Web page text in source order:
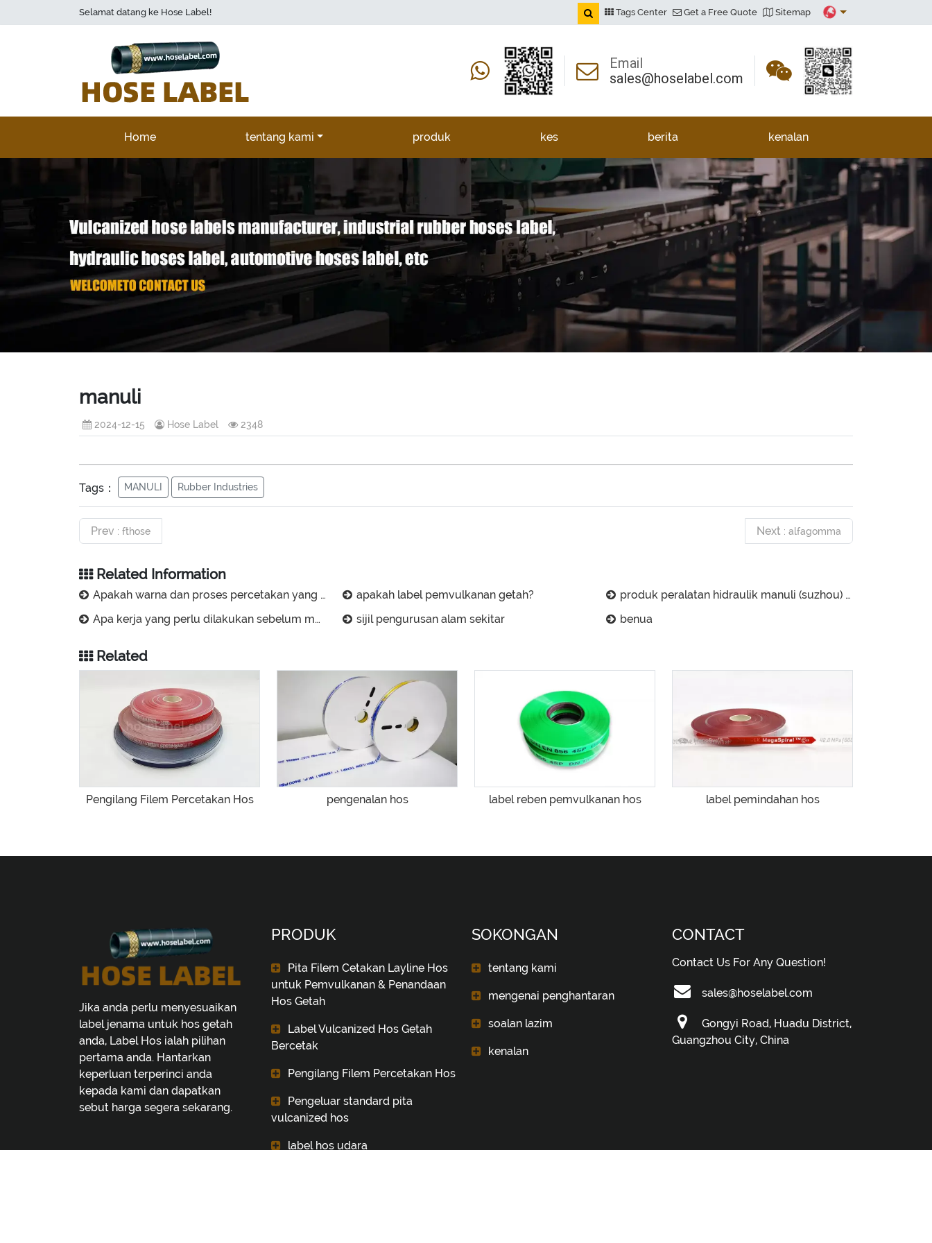
Selamat datang ke Hose Label! Tags Center Get a Free Quote Sitemap
Email
sales@hoselabel.com
Home tentang kami produk kes berita kenalan
manuli
2024-12-15 Hose Label 2348
Tags： MANULI Rubber Industries
Prev : fthose Next : alfagomma
Related Information
Apakah warna dan proses percetakan yang tersedia? Bolehkah anda menghasilkan pelbagai warna dan kesan timbul? apakah label pemvulkanan getah?
produk peralatan hidraulik manuli (suzhou) co., ltd.
Apa kerja yang perlu dilakukan sebelum mencetak label hos hidraulik?
sijil pengurusan alam sekitar benua
Related
Pengilang Filem Percetakan Hos pengenalan hos label reben pemvulkanan hos label pemindahan hos
Jika anda perlu menyesuaikan
label jenama untuk hos getah
anda, Label Hos ialah pilihan
pertama anda. Hantarkan
keperluan terperinci anda
kepada kami dan dapatkan
sebut harga segera sekarang.
PRODUK
Pita Filem Cetakan Layline Hos
untuk Pemvulkanan & Penandaan
Hos Getah
Label Vulcanized Hos Getah
Bercetak
Pengilang Filem Percetakan Hos
Pengeluar standard pita
vulcanized hos
label hos udara
SOKONGAN
tentang kami
mengenai penghantaran
soalan lazim
kenalan
CONTACT
Contact Us For Any Question!
sales@hoselabel.com
Gongyi Road, Huadu District,
Guangzhou City, China